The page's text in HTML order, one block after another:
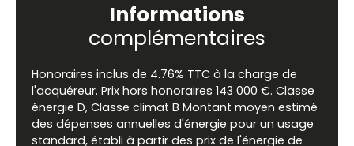
Informations
complémentaires
Honoraires inclus de 4.76% TTC à la charge de
l'acquéreur. Prix hors honoraires 143 000 €. Classe
énergie D, Classe climat B Montant moyen estimé
des dépenses annuelles d'énergie pour un usage
standard, établi à partir des prix de l'énergie de